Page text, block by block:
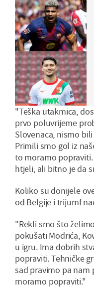
"Teška utakmica,
prvo poluvrijeme
Slovenaca, nismo
Primili smo gol iz
to moramo
htjeli, ali bitno je da
Koliko su donijele
od Belgije i trijumf
"Rekli smo što
pokušati Modrića,
u igru. Ima dobrih
popraviti. Tehničke
sad pravimo pa nam
moramo popraviti."